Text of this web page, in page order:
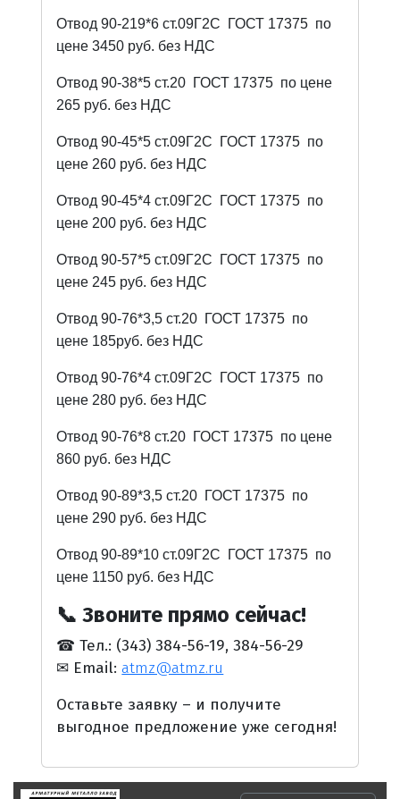
Отвод 90-219*6 ст.09Г2С ГОСТ 17375 по
цене 3450 руб. без НДС
Отвод 90-38*5 ст.20 ГОСТ 17375 по цене
265 руб. без НДС
Отвод 90-45*5 ст.09Г2С ГОСТ 17375 по
цене 260 руб. без НДС
Отвод 90-45*4 ст.09Г2С ГОСТ 17375 по
цене 200 руб. без НДС
Отвод 90-57*5 ст.09Г2С ГОСТ 17375 по
цене 245 руб. без НДС
Отвод 90-76*3,5 ст.20 ГОСТ 17375 по
цене 185руб. без НДС
Отвод 90-76*4 ст.09Г2С ГОСТ 17375 по
цене 280 руб. без НДС
Отвод 90-76*8 ст.20 ГОСТ 17375 по цене
860 руб. без НДС
Отвод 90-89*3,5 ст.20 ГОСТ 17375 по
цене 290 руб. без НДС
Отвод 90-89*10 ст.09Г2С ГОСТ 17375 по
цене 1150 руб. без НДС
📞 Звоните прямо сейчас!
☎ Тел.: (343) 384-56-19, 384-56-29
✉ Email: atmz@atmz.ru
Оставьте заявку – и получите
выгодное предложение уже сегодня!